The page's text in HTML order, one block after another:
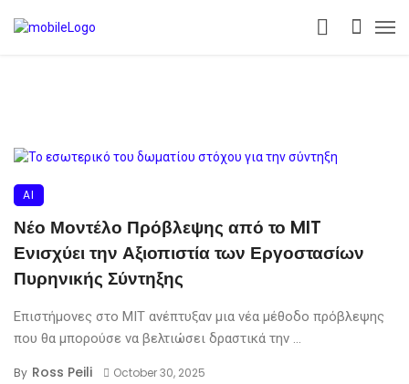
AI
Νέο Μοντέλο Πρόβλεψης από το MIT
Ενισχύει την Αξιοπιστία των Εργοστασίων
Πυρηνικής Σύντηξης
Επιστήμονες στο MIT ανέπτυξαν μια νέα μέθοδο πρόβλεψης
που θα μπορούσε να βελτιώσει δραστικά την ...
By Ross Peili October 30, 2025